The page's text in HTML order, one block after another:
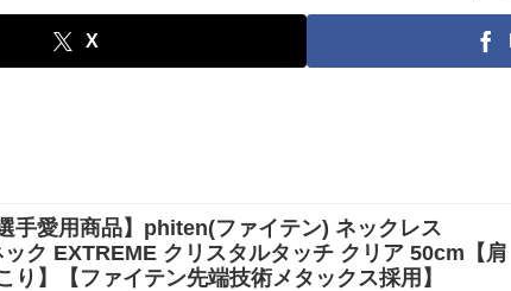
X
手愛用商品】phiten(ファイテン) ネックレス
ク EXTREME クリスタルタッチ クリア 50cm【肩
り】【ファイテン先端技術メタックス採用】